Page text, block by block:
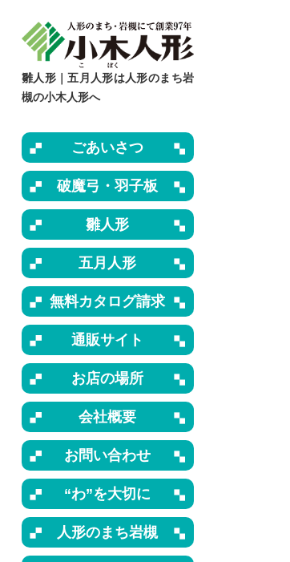
雛人形｜五月人形は人形のまち岩
槻の小木人形へ
ごあいさつ
破魔弓・羽子板
雛人形
五月人形
無料カタログ請求
通販サイト
お店の場所
会社概要
お問い合わせ
“わ”を大切に
人形のまち岩槻